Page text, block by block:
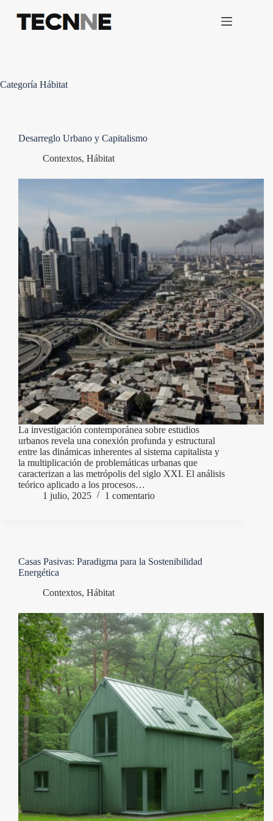
contenido
Categoría Hábitat
Desarreglo Urbano y Capitalismo
Contextos, Hábitat
La investigación contemporánea sobre estudios
urbanos revela una conexión profunda y estructural
entre las dinámicas inherentes al sistema capitalista y
la multiplicación de problemáticas urbanas que
caracterizan a las metrópolis del siglo XXI. El análisis
teórico aplicado a los procesos…
1 julio, 2025
1 comentario
Casas Pasivas: Paradigma para la Sostenibilidad
Energética
Contextos, Hábitat